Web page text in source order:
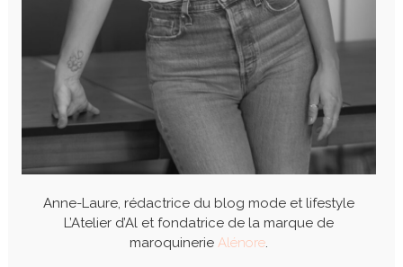
Anne-Laure, rédactrice du blog mode et lifestyle
L’Atelier d’Al et fondatrice de la marque de
maroquinerie Alénore.